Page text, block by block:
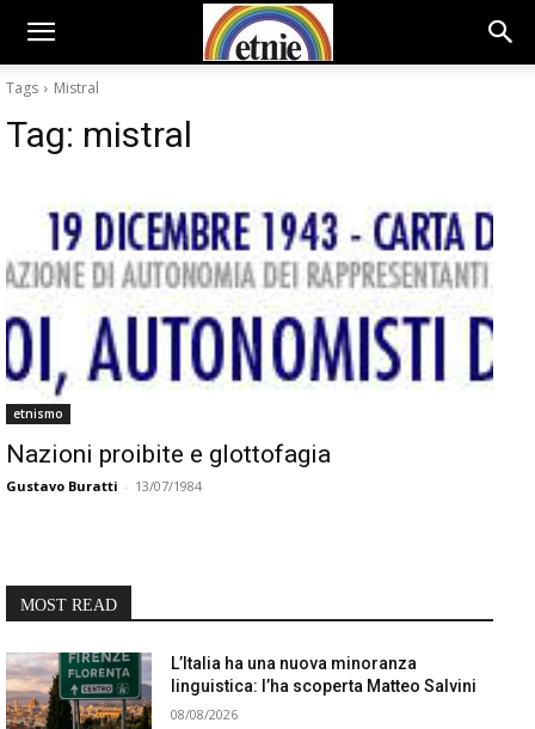
Tags Mistral
Tag: mistral
etnismo
Nazioni proibite e glottofagia
Gustavo Buratti - 13/07/1984
MOST READ
L’Italia ha una nuova minoranza
linguistica: l’ha scoperta Matteo Salvini
08/08/2026